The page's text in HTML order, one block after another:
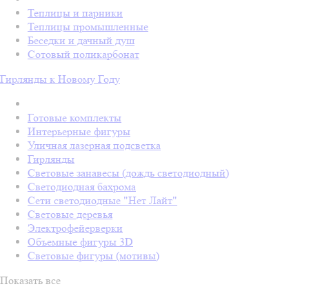
Теплицы и парники
Теплицы промышленные
Беседки и дачный душ
Сотовый поликарбонат
Гирлянды к Новому Году
Готовые комплекты
Интерьерные фигуры
Уличная лазерная подсветка
Гирлянды
Световые занавесы (дождь светодиодный)
Светодиодная бахрома
Сети светодиодные "Нет Лайт"
Световые деревья
Электрофейерверки
Объемные фигуры 3D
Световые фигуры (мотивы)
Показать все